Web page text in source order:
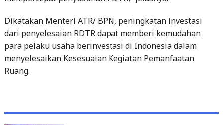
Dikatakan Menteri ATR/ BPN, peningkatan investasi
dari penyelesaian RDTR dapat memberi kemudahan
para pelaku usaha berinvestasi di Indonesia dalam
menyelesaikan Kesesuaian Kegiatan Pemanfaatan
Ruang.